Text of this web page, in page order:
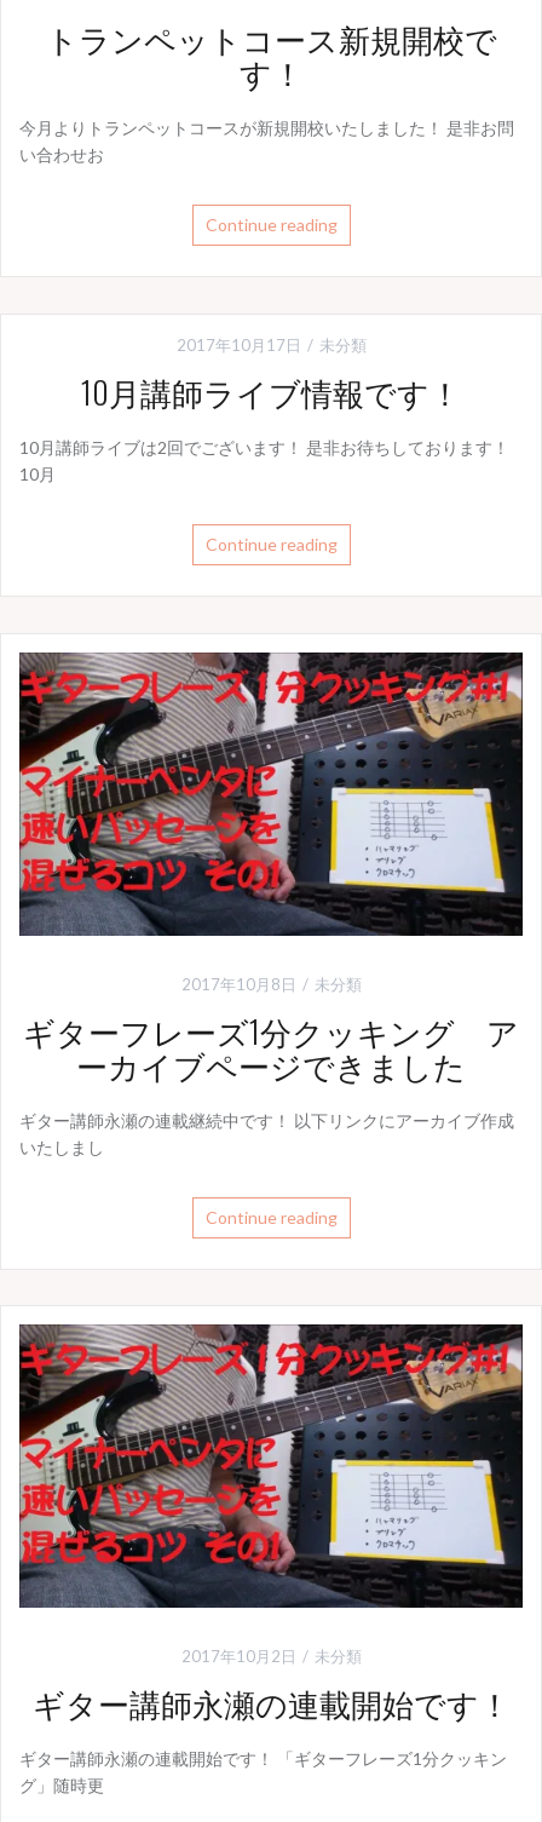
トランペットコース新規開校で
す！
今月よりトランペットコースが新規開校いたしました！ 是非お問
い合わせお
Continue reading
2017年10月17日 未分類
10月講師ライブ情報です！
10月講師ライブは2回でございます！ 是非お待ちしております！
10月
Continue reading
2017年10月8日 未分類
ギターフレーズ1分クッキング ア
ーカイブページできました
ギター講師永瀬の連載継続中です！ 以下リンクにアーカイブ作成
いたしまし
Continue reading
2017年10月2日 未分類
ギター講師永瀬の連載開始です！
ギター講師永瀬の連載開始です！ 「ギターフレーズ1分クッキン
グ」随時更